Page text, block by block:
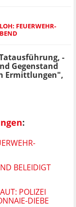
FEUERWEHR-
-
Gegenstand
Ermittlungen",
:
BELEIDIGT
POLIZEI
DIEBE